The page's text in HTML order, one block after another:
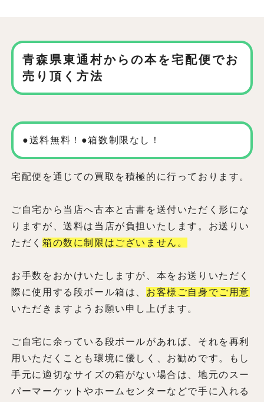
青森県東通村からの本を宅配便でお
売り頂く方法
●送料無料！●箱数制限なし！
宅配便を通じての買取を積極的に行っております。
ご自宅から当店へ古本と古書を送付いただく形にな
りますが、送料は当店が負担いたします。お送りい
ただく 箱の数に制限はございません。
お手数をおかけいたしますが、本をお送りいただく
際に使用する段ボール箱は、 お客様ご自身でご用意
いただきますようお願い申し上げます。
ご自宅に余っている段ボールがあれば、それを再利
用いただくことも環境に優しく、お勧めです。もし
手元に適切なサイズの箱がない場合は、地元のスー
パーマーケットやホームセンターなどで手に入れる